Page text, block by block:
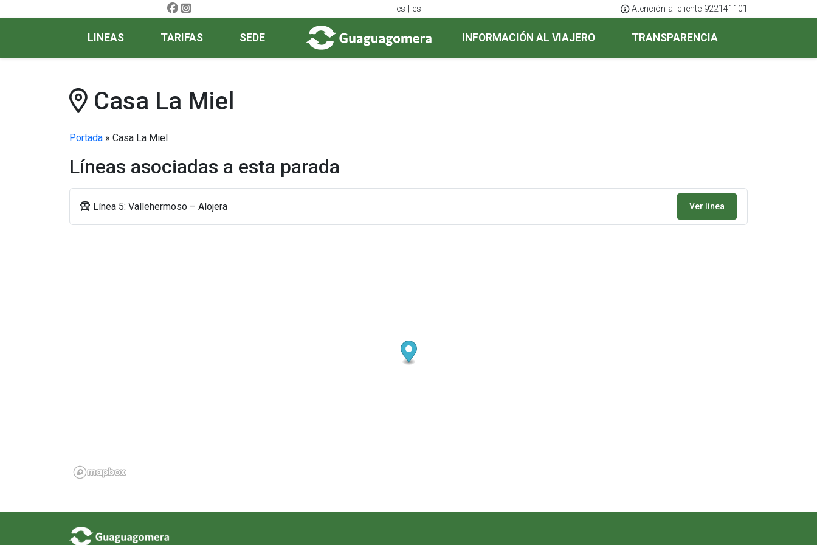
es | es Atención al cliente 922141101
LINEAS TARIFAS SEDE INFORMACIÓN AL VIAJERO TRANSPARENCIA
Casa La Miel
Portada » Casa La Miel
Líneas asociadas a esta parada
Línea 5: Vallehermoso – Alojera Ver línea